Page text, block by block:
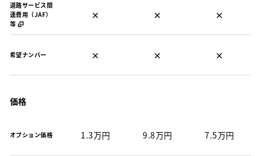
道路サービス関
連費用（JAF）
等
× × ×
希望ナンバー × × ×
価格
オプション価格 1.3万円 9.8万円 7.5万円